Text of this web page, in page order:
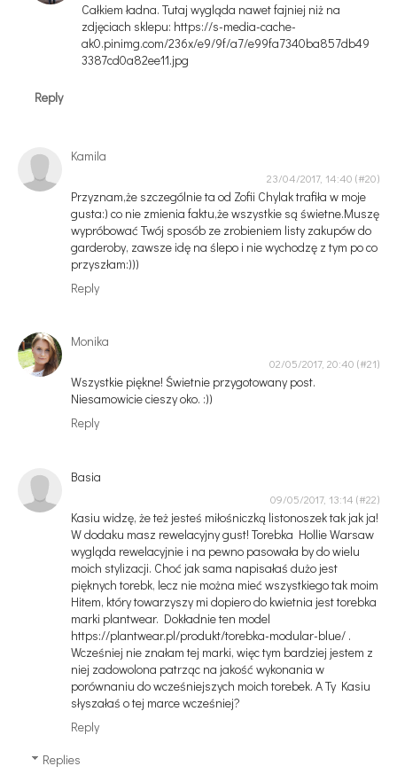
Całkiem ładna. Tutaj wygląda nawet fajniej niż na
zdjęciach sklepu: https://s-media-cache-
ak0.pinimg.com/236x/e9/9f/a7/e99fa7340ba857db49
3387cd0a82ee11.jpg
Reply
Kamila
23/04/2017, 14:40
Przyznam,że szczególnie ta od Zofii Chylak trafiła w moje
gusta:) co nie zmienia faktu,że wszystkie są świetne.Muszę
wypróbować Twój sposób ze zrobieniem listy zakupów do
garderoby, zawsze idę na ślepo i nie wychodzę z tym po co
przyszłam:)))
Reply
Monika
02/05/2017, 20:40
Wszystkie piękne! Świetnie przygotowany post.
Niesamowicie cieszy oko. :))
Reply
Basia
09/05/2017, 13:14
Kasiu widzę, że też jesteś miłośniczką listonoszek tak jak ja!
W dodaku masz rewelacyjny gust! Torebka Hollie Warsaw
wygląda rewelacyjnie i na pewno pasowała by do wielu
moich stylizacji. Choć jak sama napisałaś dużo jest
pięknych torebk, lecz nie można mieć wszystkiego tak moim
Hitem, który towarzyszy mi dopiero do kwietnia jest torebka
marki plantwear. Dokładnie ten model
https://plantwear.pl/produkt/torebka-modular-blue/ .
Wcześniej nie znałam tej marki, więc tym bardziej jestem z
niej zadowolona patrząc na jakość wykonania w
porównaniu do wcześniejszych moich torebek. A Ty Kasiu
słyszałaś o tej marce wcześniej?
Reply
Replies